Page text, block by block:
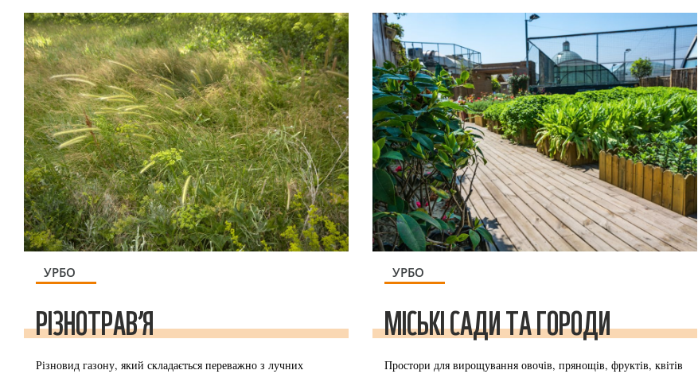
УРБО
РІЗНОТРАВ’Я
Різновид газону, який складається переважно з лучних
УРБО
МІСЬКІ САДИ ТА ГОРОДИ
Простори для вирощування овочів, прянощів, фруктів, квітів